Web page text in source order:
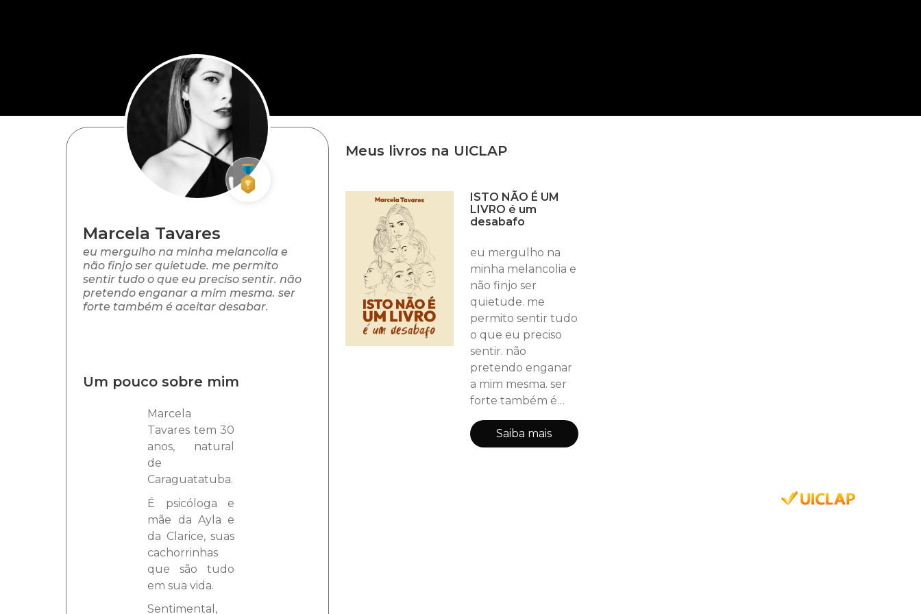
Marcela Tavares
eu mergulho na minha melancolia e
não finjo ser quietude. me permito
sentir tudo o que eu preciso sentir. não
pretendo enganar a mim mesma. ser
forte também é aceitar desabar.
Um pouco sobre mim
Marcela
Tavares tem 30
anos, natural
de
Caraguatatuba.
É psicóloga e
mãe da Ayla e
da Clarice, suas
cachorrinhas
que são tudo
em sua vida.
Sentimental,
Meus livros na UICLAP
ISTO NÃO É UM
LIVRO é um
desabafo
eu mergulho na
minha melancolia e
não finjo ser
quietude. me
permito sentir tudo
o que eu preciso
sentir. não
pretendo enganar
a mim mesma. ser
forte também é
aceitar desabar.
Saiba mais